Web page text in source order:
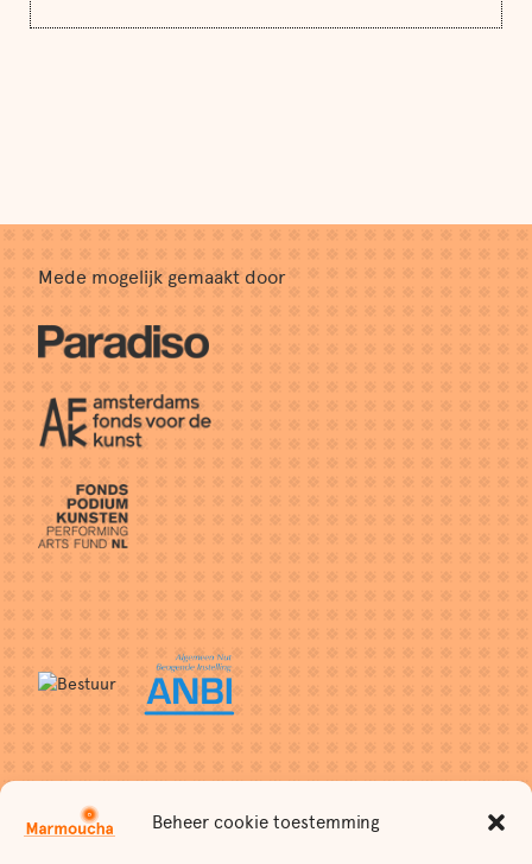
Beheer cookie toestemming
Mede mogelijk gemaakt door
Contact
Stichting Marmoucha